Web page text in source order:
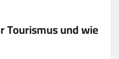
Tourismus und wie